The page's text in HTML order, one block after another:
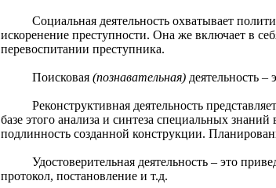
Социальная деятельность охватывает
искоренение преступности. Она же включает в
перевоспитании преступника.
Поисковая (познавательная)деятельность –
Реконструктивная деятельность
базе этого анализа и синтеза специальных
подлинность созданной конструкции.
Удостоверительная деятельность – это
протокол, постановление и т.д.